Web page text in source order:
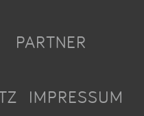
PARTNER
IMPRESSUM